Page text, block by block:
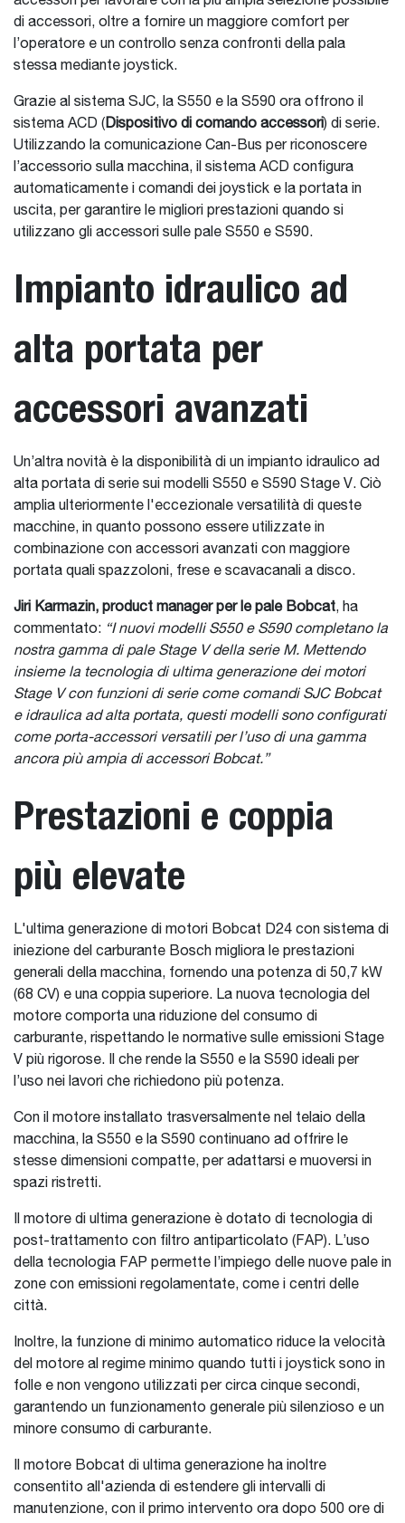
di accessori, oltre a fornire un maggiore comfort per
l’operatore e un controllo senza confronti della pala
stessa mediante joystick.
Grazie al sistema SJC, la S550 e la S590 ora offrono il
sistema ACD ( Dispositivo di comando accessori) di serie.
Utilizzando la comunicazione Can-Bus per riconoscere
l’accessorio sulla macchina, il sistema ACD configura
automaticamente i comandi dei joystick e la portata in
uscita, per garantire le migliori prestazioni quando si
utilizzano gli accessori sulle pale S550 e S590.
Impianto idraulico ad
alta portata per
accessori avanzati
Un’altra novità è la disponibilità di un impianto idraulico ad
alta portata di serie sui modelli S550 e S590 Stage V. Ciò
amplia ulteriormente l'eccezionale versatilità di queste
macchine, in quanto possono essere utilizzate in
combinazione con accessori avanzati con maggiore
portata quali spazzoloni, frese e scavacanali a disco.
Jiri Karmazin, product manager per le pale Bobcat, ha
commentato: “I nuovi modelli S550 e S590 completano la
nostra gamma di pale Stage V della serie M. Mettendo
insieme la tecnologia di ultima generazione dei motori
Stage V con funzioni di serie come comandi SJC Bobcat
e idraulica ad alta portata, questi modelli sono configurati
come porta-accessori versatili per l’uso di una gamma
ancora più ampia di accessori Bobcat.”
Prestazioni e coppia
più elevate
L'ultima generazione di motori Bobcat D24 con sistema di
iniezione del carburante Bosch migliora le prestazioni
generali della macchina, fornendo una potenza di 50,7 kW
(68 CV) e una coppia superiore. La nuova tecnologia del
motore comporta una riduzione del consumo di
carburante, rispettando le normative sulle emissioni Stage
V più rigorose. Il che rende la S550 e la S590 ideali per
l’uso nei lavori che richiedono più potenza.
Con il motore installato trasversalmente nel telaio della
macchina, la S550 e la S590 continuano ad offrire le
stesse dimensioni compatte, per adattarsi e muoversi in
spazi ristretti.
Il motore di ultima generazione è dotato di tecnologia di
post-trattamento con filtro antiparticolato (FAP). L’uso
della tecnologia FAP permette l’impiego delle nuove pale in
zone con emissioni regolamentate, come i centri delle
città.
Inoltre, la funzione di minimo automatico riduce la velocità
del motore al regime minimo quando tutti i joystick sono in
folle e non vengono utilizzati per circa cinque secondi,
garantendo un funzionamento generale più silenzioso e un
minore consumo di carburante.
Il motore Bobcat di ultima generazione ha inoltre
consentito all'azienda di estendere gli intervalli di
manutenzione, con il primo intervento ora dopo 500 ore di